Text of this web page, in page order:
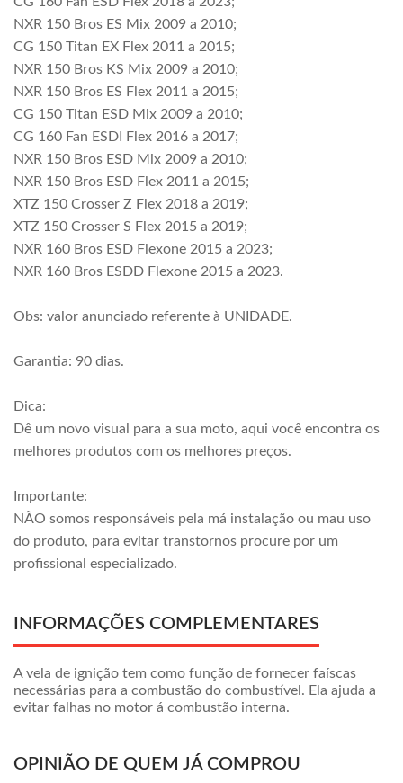
NXR 150 Bros ES Mix 2009 a 2010;
CG 150 Titan EX Flex 2011 a 2015;
NXR 150 Bros KS Mix 2009 a 2010;
NXR 150 Bros ES Flex 2011 a 2015;
CG 150 Titan ESD Mix 2009 a 2010;
CG 160 Fan ESDI Flex 2016 a 2017;
NXR 150 Bros ESD Mix 2009 a 2010;
NXR 150 Bros ESD Flex 2011 a 2015;
XTZ 150 Crosser Z Flex 2018 a 2019;
XTZ 150 Crosser S Flex 2015 a 2019;
NXR 160 Bros ESD Flexone 2015 a 2023;
NXR 160 Bros ESDD Flexone 2015 a 2023.
Obs: valor anunciado referente à UNIDADE.
Garantia: 90 dias.
Dica:
Dê um novo visual para a sua moto, aqui você encontra os
melhores produtos com os melhores preços.
Importante:
NÃO somos responsáveis pela má instalação ou mau uso
do produto, para evitar transtornos procure por um
profissional especializado.
INFORMAÇÕES COMPLEMENTARES
A vela de ignição tem como função de fornecer faíscas
necessárias para a combustão do combustível. Ela ajuda a
evitar falhas no motor á combustão interna.
OPINIÃO DE QUEM JÁ COMPROU